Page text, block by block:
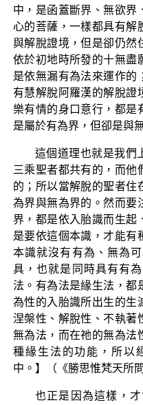
中，是函蓋斷界、無欲界
心的菩薩，一樣都具有解
與解脫證境，但是卻仍然
依於初地時所發的十無盡
是依無漏有為法來運作的
有慧解脫阿羅漢的解脫證
樂有情的身口意行，都是
是屬於有為界，但卻是與
這個道理也就是我們
三乘聖者都共有的，而他
的；所以當解脫的聖者住
為界與無為界的。然而要
界，都是依入胎識而生起
是要依這個本識，才能有
本識就沒有有為、無為
具，也就是同時具有有
法。有為法是緣生法，都
為性的入胎識所出生的生
涅槃性、解脫性、不執著
無為法，而在祂的無為法
種緣生法的功能，所以
中。】（《勝思惟梵天所
也正是因為這樣，